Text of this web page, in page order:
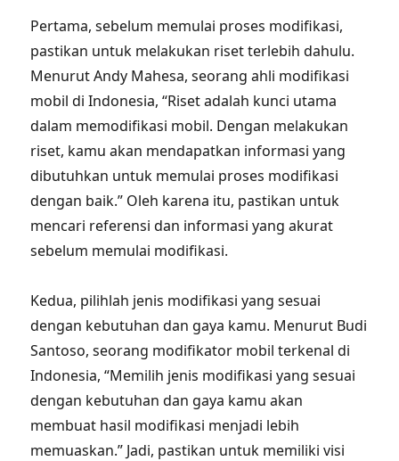
Pertama, sebelum memulai proses modifikasi,
pastikan untuk melakukan riset terlebih dahulu.
Menurut Andy Mahesa, seorang ahli modifikasi
mobil di Indonesia, “Riset adalah kunci utama
dalam memodifikasi mobil. Dengan melakukan
riset, kamu akan mendapatkan informasi yang
dibutuhkan untuk memulai proses modifikasi
dengan baik.” Oleh karena itu, pastikan untuk
mencari referensi dan informasi yang akurat
sebelum memulai modifikasi.
Kedua, pilihlah jenis modifikasi yang sesuai
dengan kebutuhan dan gaya kamu. Menurut Budi
Santoso, seorang modifikator mobil terkenal di
Indonesia, “Memilih jenis modifikasi yang sesuai
dengan kebutuhan dan gaya kamu akan
membuat hasil modifikasi menjadi lebih
memuaskan.” Jadi, pastikan untuk memiliki visi